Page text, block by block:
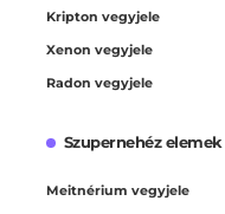
Kripton vegyjele
Xenon vegyjele
Radon vegyjele
Szupernehéz elemek
Meitnérium vegyjele